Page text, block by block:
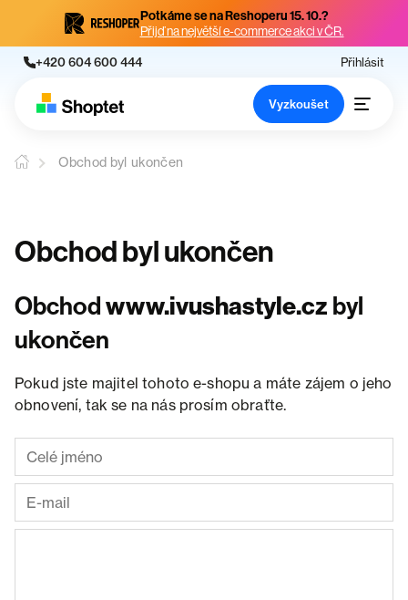
Potkáme se na Reshoperu 15. 10.?
Přijď na největší e-commerce akci v ČR.
+420 604 600 444 Přihlásit
Vyzkoušet
Obchod byl ukončen
Obchod byl ukončen
Obchodwww.ivushastyle.cz byl
ukončen
Pokud jste majitel tohoto e-shopu a máte zájem o jeho
obnovení, tak se na nás prosím obraťte.